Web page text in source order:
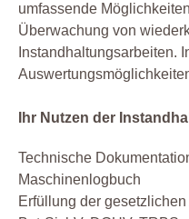
umfassende
Überwachung von
Instandhaltungsarbeiten.
Ihr Nutzen der
Technische
Maschinenlogbuch
Erfüllung der